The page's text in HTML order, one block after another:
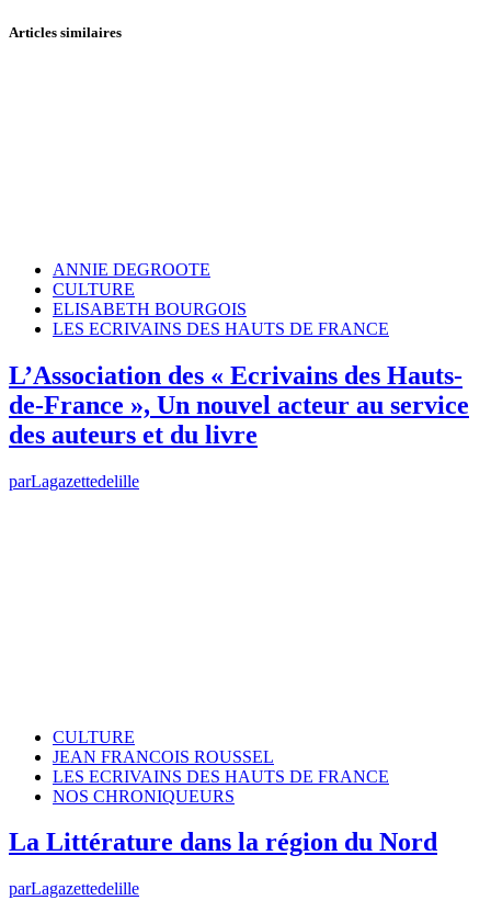
Articles similaires
ANNIE DEGROOTE
CULTURE
ELISABETH BOURGOIS
LES ECRIVAINS DES HAUTS DE FRANCE
L’Association des « Ecrivains des Hauts-
de-France », Un nouvel acteur au service
des auteurs et du livre
parLagazettedelille
CULTURE
JEAN FRANCOIS ROUSSEL
LES ECRIVAINS DES HAUTS DE FRANCE
NOS CHRONIQUEURS
La Littérature dans la région du Nord
parLagazettedelille